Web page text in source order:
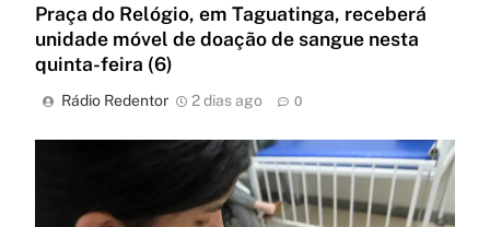
Praça do Relógio, em Taguatinga, receberá
unidade móvel de doação de sangue nesta
quinta-feira (6)
Rádio Redentor 2 dias ago 0